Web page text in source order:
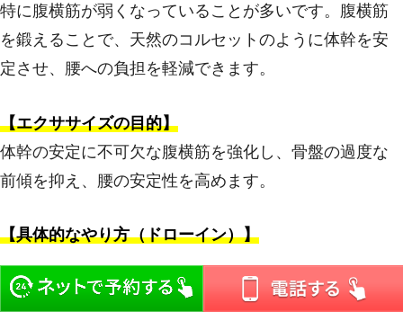
特に腹横筋が弱くなっていることが多いです。腹横筋
を鍛えることで、天然のコルセットのように体幹を安
定させ、腰への負担を軽減できます。
【エクササイズの目的】
体幹の安定に不可欠な腹横筋を強化し、骨盤の過度な
前傾を抑え、腰の安定性を高めます。
【具体的なやり方（ドローイン）】
仰向けに寝て、膝を立て、足の裏を床につけま